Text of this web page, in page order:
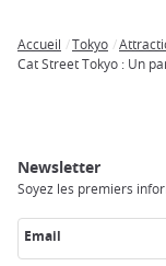
Breadcrumb
Accueil Tokyo
Cat Street Tokyo : Un
Newsletter
Soyez les premiers
Email